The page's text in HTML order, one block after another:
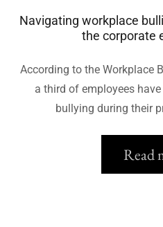
Navigating workplace
the corporate
According to the Workplace
a third of employees
bullying during their
Read